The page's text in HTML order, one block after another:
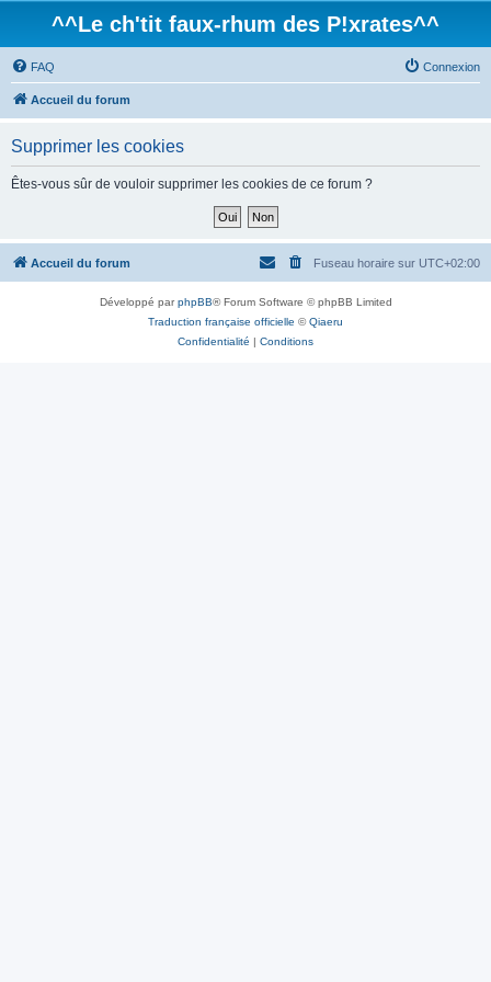
^^Le ch'tit faux-rhum des P!xrates^^
FAQ Connexion
Accueil du forum
Supprimer les cookies
Êtes-vous sûr de vouloir supprimer les cookies de ce forum ?
Accueil du forum Fuseau horaire sur UTC+02:00
Développé parphpBB® Forum Software © phpBB Limited
Traduction française officielle ©Qiaeru
Confidentialité | Conditions